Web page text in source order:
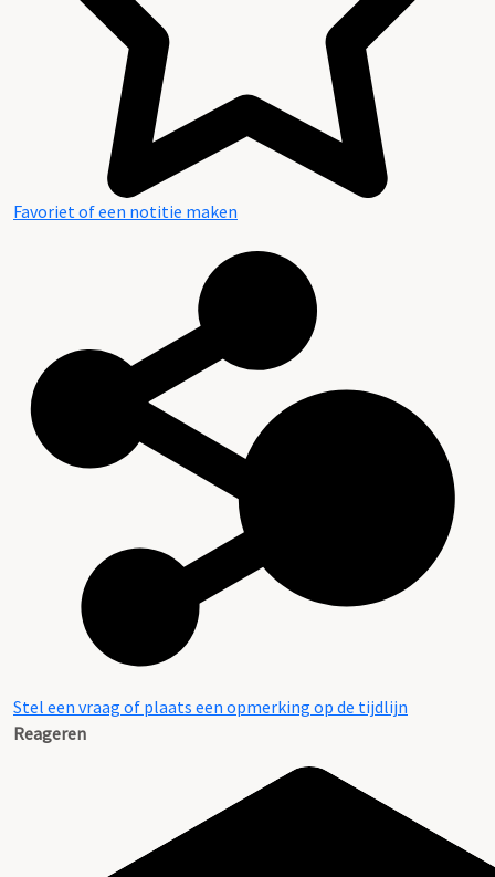
Plaatsingslijst
Favoriet of een notitie maken
Stel een vraag of plaats een opmerking op de tijdlijn
Reageren